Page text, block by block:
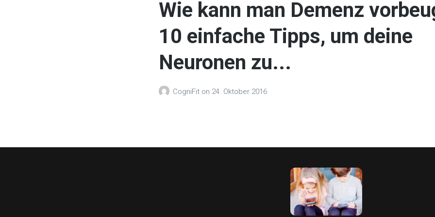
Wie kann man Demenz
10 einfache Tipps, um deine
Neuronen zu...
CogniFit on 24. Oktober 2016